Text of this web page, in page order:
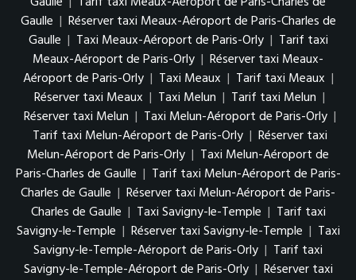
Gaulle | Réserver taxi Meaux-Aéroport de Paris-Charles de
Gaulle | Taxi Meaux-Aéroport de Paris-Orly | Tarif taxi
Meaux-Aéroport de Paris-Orly | Réserver taxi Meaux-
Aéroport de Paris-Orly | Taxi Meaux | Tarif taxi Meaux |
Réserver taxi Meaux | Taxi Melun | Tarif taxi Melun |
Réserver taxi Melun | Taxi Melun-Aéroport de Paris-Orly |
Tarif taxi Melun-Aéroport de Paris-Orly | Réserver taxi
Melun-Aéroport de Paris-Orly | Taxi Melun-Aéroport de
Paris-Charles de Gaulle | Tarif taxi Melun-Aéroport de Paris-
Charles de Gaulle | Réserver taxi Melun-Aéroport de Paris-
Charles de Gaulle | Taxi Savigny-le-Temple | Tarif taxi
Savigny-le-Temple | Réserver taxi Savigny-le-Temple | Taxi
Savigny-le-Temple-Aéroport de Paris-Orly | Tarif taxi
Savigny-le-Temple-Aéroport de Paris-Orly | Réserver taxi